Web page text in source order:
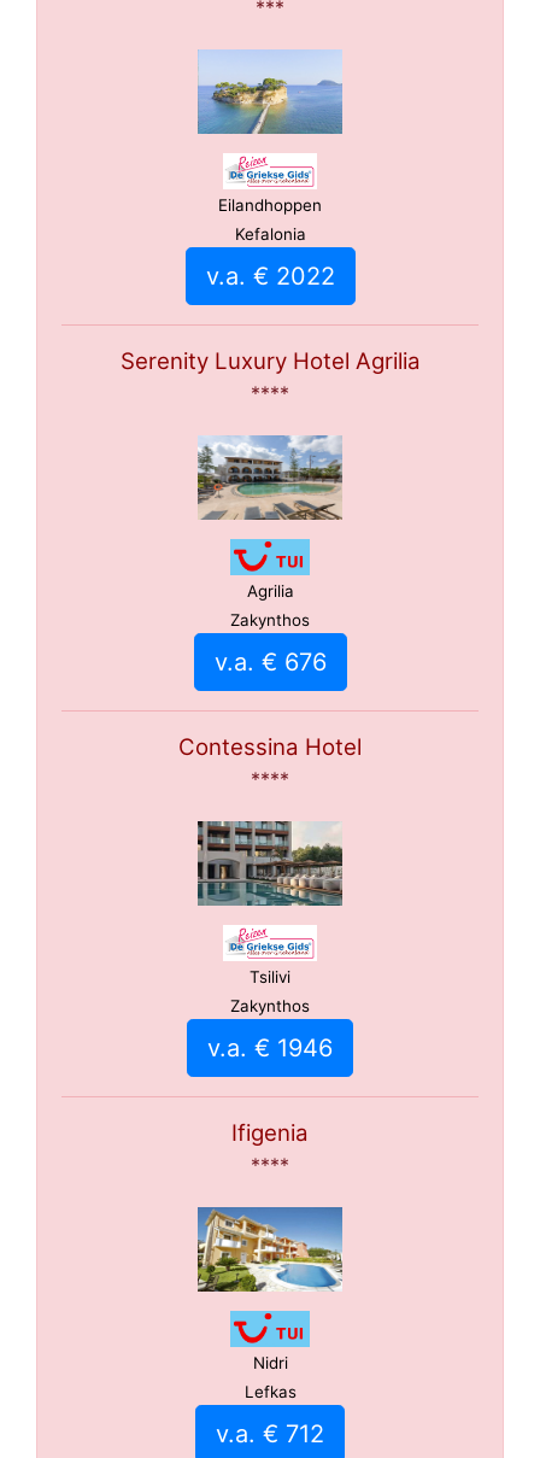
***
Eilandhoppen
Kefalonia
v.a. € 2022
Serenity Luxury Hotel Agrilia
****
Agrilia
Zakynthos
v.a. € 676
Contessina Hotel
****
Tsilivi
Zakynthos
v.a. € 1946
Ifigenia
****
Nidri
Lefkas
v.a. € 712